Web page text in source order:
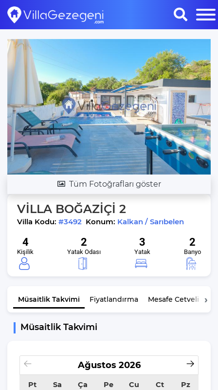
Tüm Fotoğrafları göster
VİLLA BOĞAZİÇİ 2
Villa Kodu: #3492 Konum: Kalkan / Sarıbelen
4
Kişilik
2
Yatak Odası
3
Yatak
2
Banyo
Müsaitlik Takvimi Fiyatlandırma Mesafe Cetveli
Müsaitlik Takvimi
Ağustos 2026
Pt Sa Ça Pe Cu Ct Pz